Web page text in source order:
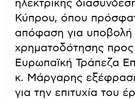
ηλεκτρικής
Κύπρου, όπου
απόφαση για υποβολή
χρηματοδότησης προς
Ευρωπαϊκή Τράπεζα
κ. Μάργαρης
για την επιτυχία του